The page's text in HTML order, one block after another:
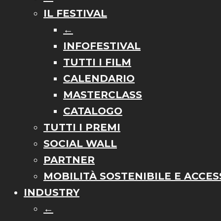
IL FESTIVAL
←
INFOFESTIVAL
TUTTI I FILM
CALENDARIO
MASTERCLASS
CATALOGO
TUTTI I PREMI
SOCIAL WALL
PARTNER
MOBILITÀ SOSTENIBILE E
INDUSTRY
←